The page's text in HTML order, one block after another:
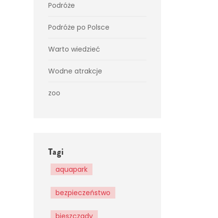
Podróże
Podróże po Polsce
Warto wiedzieć
Wodne atrakcje
zoo
Tagi
aquapark
bezpieczeństwo
bieszczady